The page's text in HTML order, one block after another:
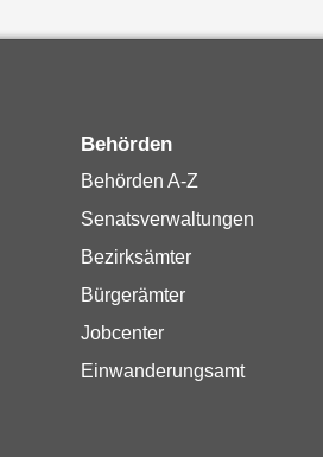
Behörden
Behörden A-Z
Senatsverwaltungen
Bezirksämter
Bürgerämter
Jobcenter
Einwanderungsamt